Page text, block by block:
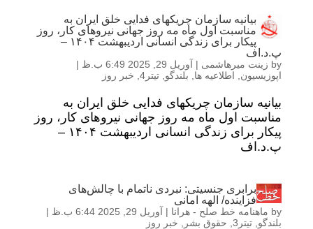
بیانیه سازمان چریکهای فدایی خلق ایران به
مناسبت اول ماه مه روز جهانی نیروهای کار، روز
پیکار برای زندگی انسانی اردیبهشت ۱۴۰۴ –
پ.د.اف
by زینت میرهاشمی | آوریل 29, 2025 6:49 ب.ظ
|
اپوزیسیون
اطلاعیه ها بلندگو تیتر4 , خبر روز
بیانیه سازمان چریکهای فدایی خلق ایران به
مناسبت اول ماه مه روز جهانی نیروهای کار، روز
پیکار برای زندگی انسانی اردیبهشت ۱۴۰۴ –
پ.د.اف
برابری جنسیتی: نبردی ناتمام با چالش‌های
فزاینده/ الهه امانی
by ماهنامه خط صلح - هرانا | آوریل 29, 2025 6:44 ب.ظ
|
بلندگو تیتر3 , حقوق بشر خبر روز